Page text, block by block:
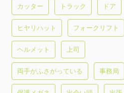
カッター トラック ドア
ヒヤリハット フォークリフト
ヘルメット 上司
両手がふさがっている 事務局